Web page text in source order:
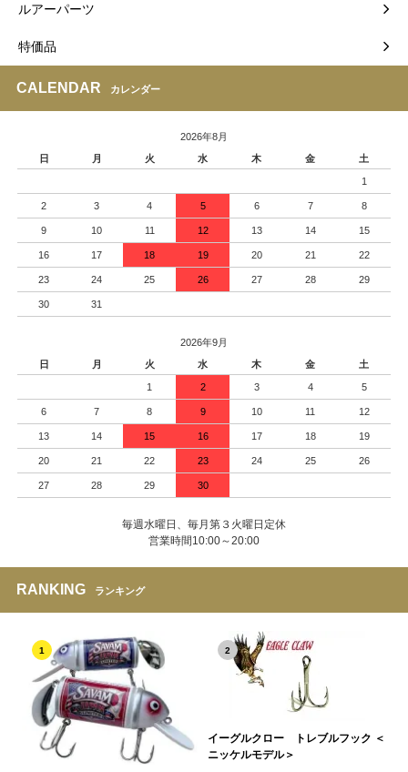
ルアーパーツ
特価品
CALENDAR カレンダー
2026年8月
日
月 火 水 木 金 土
1
2 3 4 5 6 7 8
9 10 11 12 13 14 15
16 17 18 19 20 21 22
23 24 25 26 27 28 29
30 31
2026年9月
日
月 火 水 木 金 土
1 2 3 4 5
6 7 8 9 10 11 12
13 14 15 16 17 18 19
20 21 22 23 24 25 26
27 28 29 30
毎週水曜日、毎月第３火曜日定休
営業時間10:00～20:00
RANKING ランキング
1 2
イーグルクロー トレブルフック ＜
ニッケルモデル＞